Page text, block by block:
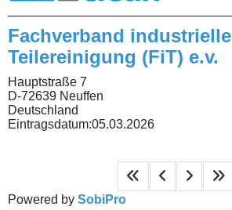
Fachverband industrielle
Teilereinigung (FiT) e.v.
Hauptstraße 7
D-72639 Neuffen
Deutschland
Eintragsdatum:05.03.2026
Powered by SobiPro